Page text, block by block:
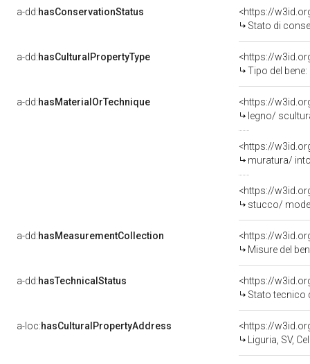
a-dd:hasConservationStatus
<https://
Stato di
a-dd:hasCulturalPropertyType
Tipo del
a-dd:hasMaterialOrTechnique
<https://
legno/
<https://
muratura/
<https://
stucco/
a-dd:hasMeasurementCollection
<https://
Misure del
a-dd:hasTechnicalStatus
<https://
Stato tecnico
a-loc:hasCulturalPropertyAddress
<https://
Liguria, SV,